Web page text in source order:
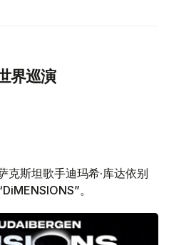
界巡演
克斯坦歌手迪玛希·库达依别
。